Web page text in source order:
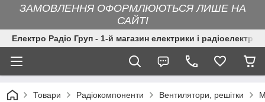
ЗАМОВЛЕННЯ ОФОРМЛЮЮТЬСЯ ЛИШЕ НА
САЙТІ
Електро Радіо Груп - 1-й магазин електрики і
Товари Радіокомпоненти Вентилятори, решітки